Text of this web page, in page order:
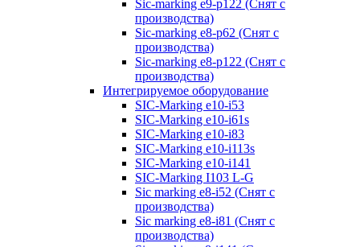
Sic-marking e9-p122 (Снят с
производства)
Sic-marking e8-p62 (Снят с
производства)
Sic-marking e8-p122 (Снят с
производства)
Интегрируемое оборудование
SIC-Marking e10-i53
SIC-Marking e10-i61s
SIC-Marking e10-i83
SIC-Marking e10-i113s
SIC-Marking e10-i141
SIC-Marking I103 L-G
Sic marking e8-i52 (Снят с
производства)
Sic marking e8-i81 (Снят с
производства)